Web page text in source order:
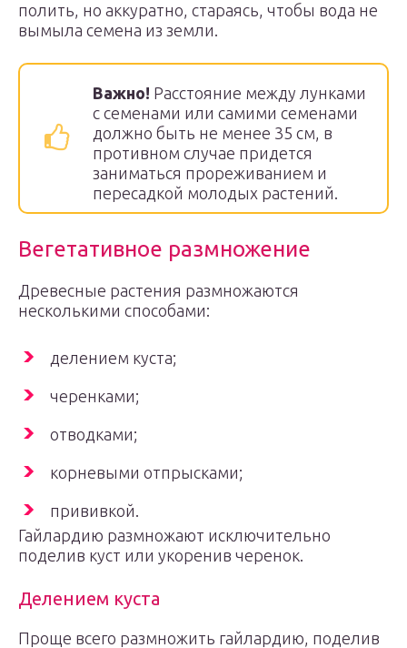
полить, но аккуратно, стараясь, чтобы вода не
вымыла семена из земли.
Важно! Расстояние между лунками
с семенами или самими семенами
должно быть не менее 35 см, в
противном случае придется
заниматься прореживанием и
пересадкой молодых растений.
Вегетативное размножение
Древесные растения размножаются
несколькими способами:
делением куста;
черенками;
отводками;
корневыми отпрысками;
прививкой.
Гайлардию размножают исключительно
поделив куст или укоренив черенок.
Делением куста
Проще всего размножить гайлардию, поделив